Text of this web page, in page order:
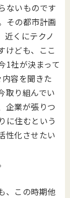
ないものです
その都市計画
近くにテクノ
けども、ここ
1社が決まって
容を聞きた
取り組んでい
企業が張りつ
に住むという
性化させたい
、この時期他